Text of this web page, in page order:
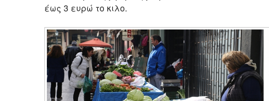
έως 3 ευρώ το κιλο.